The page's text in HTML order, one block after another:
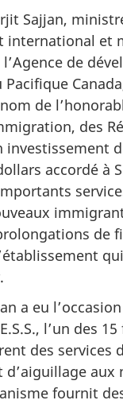
Sajjan,
international et
de
de
des
investissement
accordé à
de
a eu
l’un des
des services
aux
fournit